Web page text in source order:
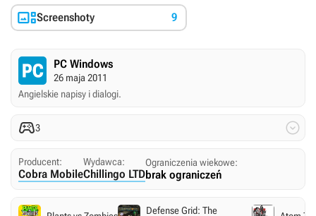
Screenshoty 9
PC Windows
26 maja 2011
Angielskie napisy i dialogi.
3 
Producent:
Cobra Mobile
Wydawca:
Chillingo LTD
Ograniczenia wiekowe:
brak ograniczeń
Defense Grid: The